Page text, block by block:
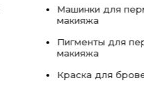
Машинки для
макияжа
Пигменты для
макияжа
Краска для